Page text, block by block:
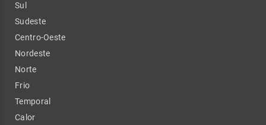
Sul
Sudeste
Centro-Oeste
Nordeste
Norte
Frio
Temporal
Calor